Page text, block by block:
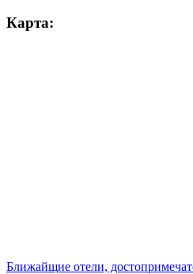
Карта:
Ближайщие отели,